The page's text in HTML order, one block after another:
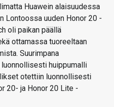
Huawein alaisuudessa
Lontoossa uuden Honor 20 -
oli paikan päällä
ottamassa tuoreeltaan
Suurimpana
huippumalli
otettiin luonnollisesti
20- ja Honor 20 Lite -